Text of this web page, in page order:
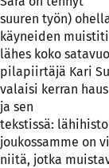
suuren työn)
käyneiden
lähes koko
pilapiirtäjä Kari
valaisi kerran
ja sen
tekstissä:
joukossamme on
niitä, jotka